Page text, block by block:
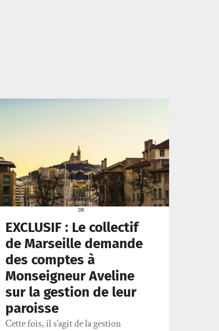
DR
EXCLUSIF : Le collectif
de Marseille demande
des comptes à
Monseigneur Aveline
sur la gestion de leur
paroisse
Cette fois, il s’agit de la gestion